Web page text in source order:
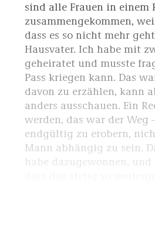
sind alle Frauen in einem
zusammengekommen,
dass es so nicht mehr
Hausvater. Ich habe mit
geheiratet und musste
Pass kriegen kann. Das
davon zu erzählen, kann
anders ausschauen. Ein
werden, das war der Weg
endgültig zu erobern,
Mann abhängig zu sein.
habe dazugewonnen, und